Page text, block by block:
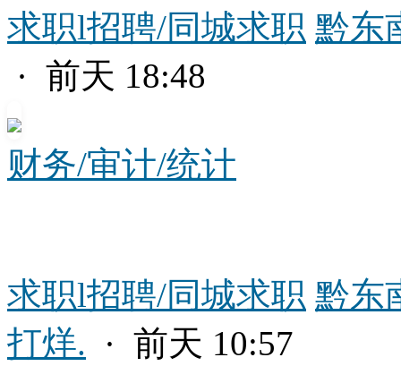
求职l招聘/同城求职 黔东
· 前天 18:48
财务/审计/统计
求职l招聘/同城求职 黔东
打烊.
· 前天 10:57